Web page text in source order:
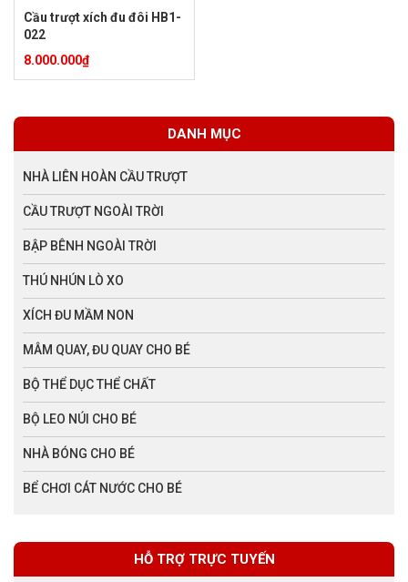
Cầu trượt xích đu đôi HB1-
022
8.000.000₫
DANH MỤC
NHÀ LIÊN HOÀN CẦU TRƯỢT
CẦU TRƯỢT NGOÀI TRỜI
BẬP BÊNH NGOÀI TRỜI
THÚ NHÚN LÒ XO
XÍCH ĐU MẦM NON
MÂM QUAY, ĐU QUAY CHO BÉ
BỘ THỂ DỤC THỂ CHẤT
BỘ LEO NÚI CHO BÉ
NHÀ BÓNG CHO BÉ
BỂ CHƠI CÁT NƯỚC CHO BÉ
HỖ TRỢ TRỰC TUYẾN